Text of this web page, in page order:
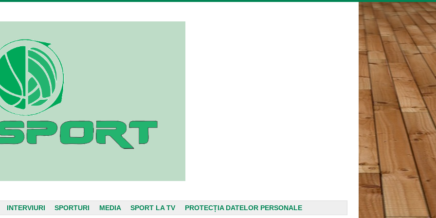
INTERVIURI SPORTURI MEDIA SPORT LA TV PROTECȚIA DATELOR PERSONALE